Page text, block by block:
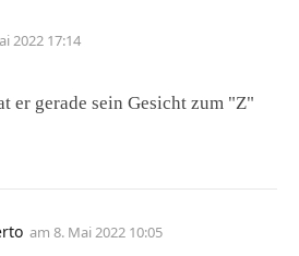
2022 17:14
er gerade sein Gesicht zum "Z"
am 8. Mai 2022 10:05